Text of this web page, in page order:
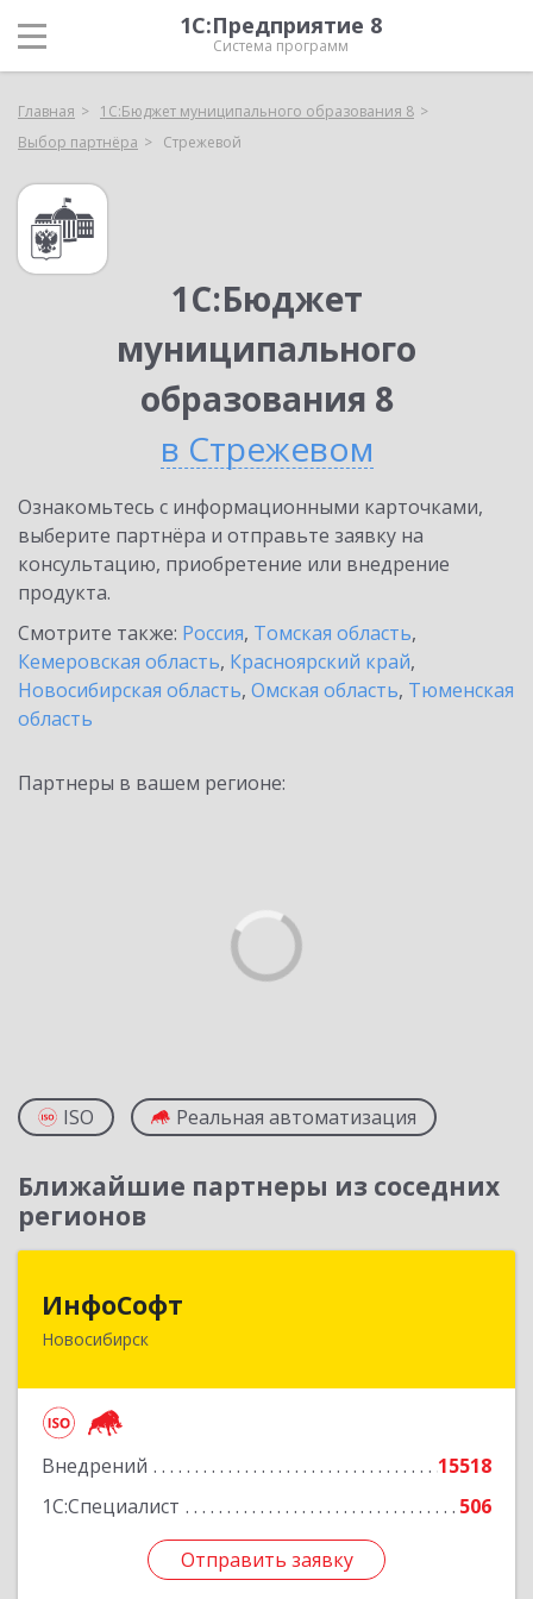
1С:Предприятие 8
Система программ
Главная
1С:Бюджет муниципального образования 8
Выбор партнёра
Стрежевой
1С:Бюджет
муниципального
образования 8
в Стрежевом
Ознакомьтесь с информационными карточками,
выберите партнёра и отправьте заявку на
консультацию, приобретение или внедрение
продукта.
Смотрите также: Россия, Томская область,
Кемеровская область, Красноярский край,
Новосибирская область, Омская область, Тюменская
область
Партнеры в вашем регионе:
ISO Реальная автоматизация
Ближайшие партнеры из соседних
регионов
ИнфоСофт
Новосибирск
Внедрений
15518
1С:Специалист
506
Отправить заявку
630091, Новосибирская обл, Новосибирск г,
Отправить заявку